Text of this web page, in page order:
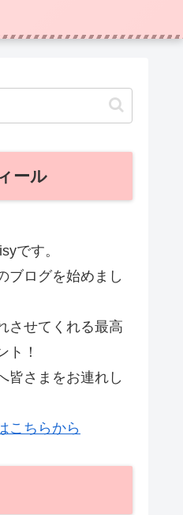
ール
です。
ブログを始めまし
させてくれる最高
ト！
皆さまをお連れし
こちらから